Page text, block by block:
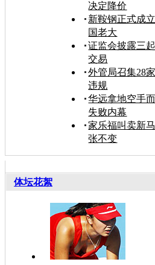
决定降价
新鞍钢正式成
国老大
证监会披露三
交易
外管局召集28
违规
华远拿地空手
失败内幕
家乐福叫卖新
张不变
体坛花絮